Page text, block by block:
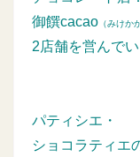
御饌cacao （みけか
2店舗を営んで
パティシエ・
ショコラティエ